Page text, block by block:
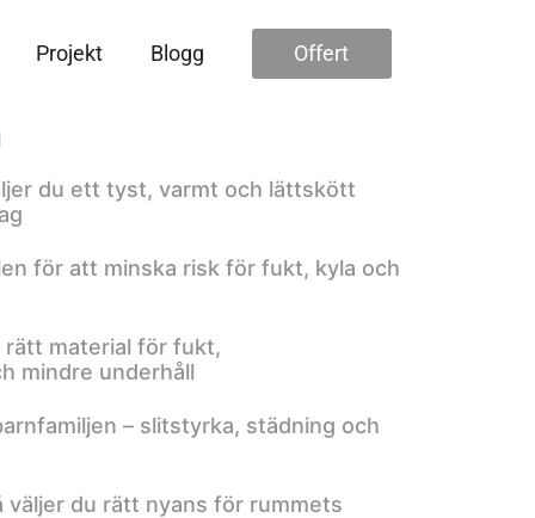
Projekt Blogg Offert
du ett tyst, varmt och lättskött
för att minska risk för fukt, kyla och
rätt material för fukt,
mindre underhåll
– slitstyrka, städning och
väljer du rätt nyans för rummets